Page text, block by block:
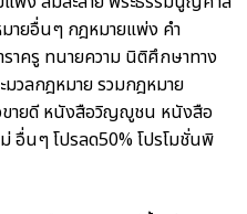
ายอื่นๆ กฎหมายแพ่ง คำ
ราครู ทนายความ นิติศึกษาทาง
มวลกฎหมาย รวมกฎหมาย
ายดี หนังสือวิญญูชน หนังสือ
อื่นๆโปรลด50%โปรโมชั่นพิ